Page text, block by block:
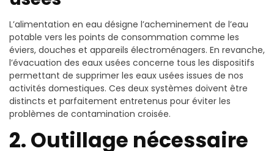
L’alimentation en eau désigne l’acheminement de l’eau
potable vers les points de consommation comme les
éviers, douches et appareils électroménagers. En revanche,
l’évacuation des eaux usées concerne tous les dispositifs
permettant de supprimer les eaux usées issues de nos
activités domestiques. Ces deux systèmes doivent être
distincts et parfaitement entretenus pour éviter les
problèmes de contamination croisée.
2. Outillage nécessaire